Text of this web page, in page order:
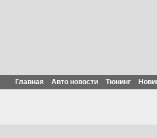
Главная Авто новости Тюнинг